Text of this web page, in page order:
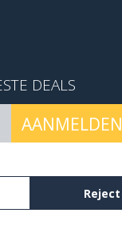
DEALS
AANMELDEN
Reject